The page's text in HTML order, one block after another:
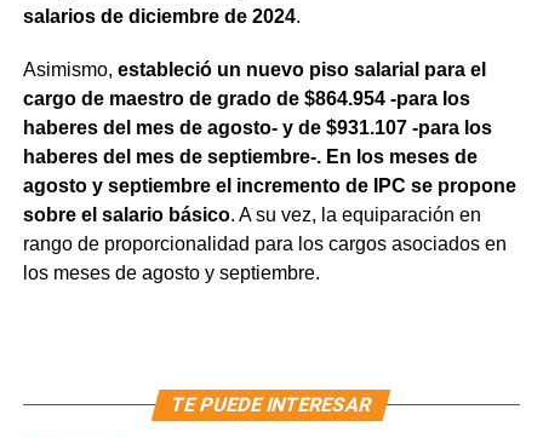
salarios de diciembre de 2024.
Asimismo, estableció un nuevo piso salarial para el
cargo de maestro de grado de $864.954 -para los
haberes del mes de agosto- y de $931.107 -para los
haberes del mes de septiembre-. En los meses de
agosto y septiembre el incremento de IPC se propone
sobre el salario básico. A su vez, la equiparación en
rango de proporcionalidad para los cargos asociados en
los meses de agosto y septiembre.
TE PUEDE INTERESAR